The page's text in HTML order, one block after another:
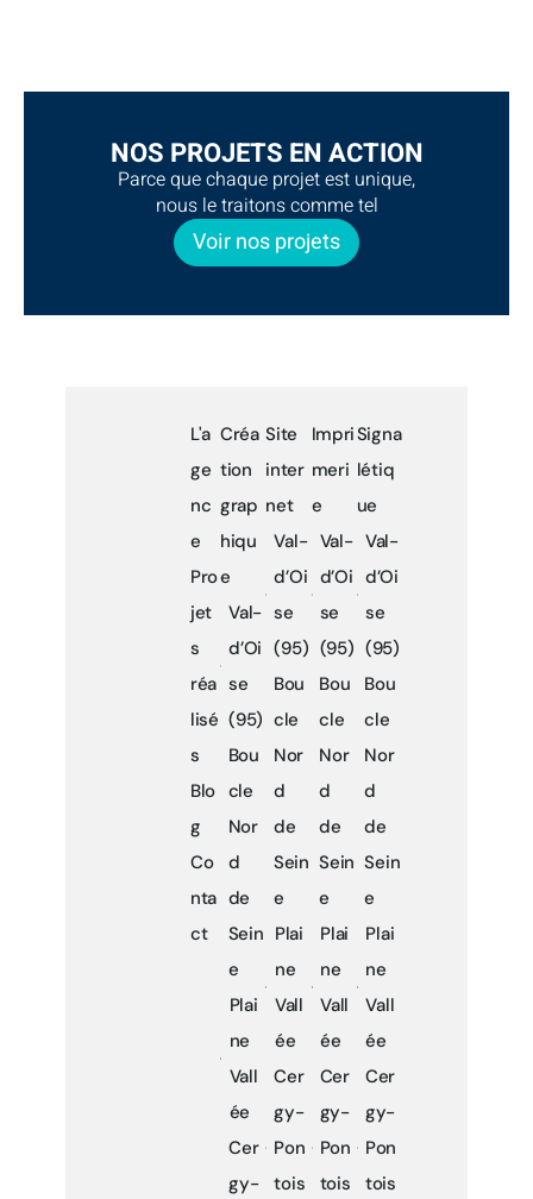
NOS PROJETS EN ACTION
Parce que chaque projet est unique,
nous le traitons comme tel
Voir nos projets
L'a
ge
nc
e
Pro
jet
s
réa
lisé
s
Blo
g
Co
nta
ct
Créa
tion
grap
hiqu
e
Val-
d’Oi
se
(95)
Bou
cle
Nor
d
de
Sein
e
Plai
ne
Vall
ée
Cer
gy-
Site
inter
net
Val-
d’Oi
se
(95)
Bou
cle
Nor
d
de
Sein
e
Plai
ne
Vall
ée
Cer
gy-
Pon
tois
Impri
meri
e
Val-
d’Oi
se
(95)
Bou
cle
Nor
d
de
Sein
e
Plai
ne
Vall
ée
Cer
gy-
Pon
tois
Signa
létiq
ue
Val-
d’Oi
se
(95)
Bou
cle
Nor
d
de
Sein
e
Plai
ne
Vall
ée
Cer
gy-
Pon
tois